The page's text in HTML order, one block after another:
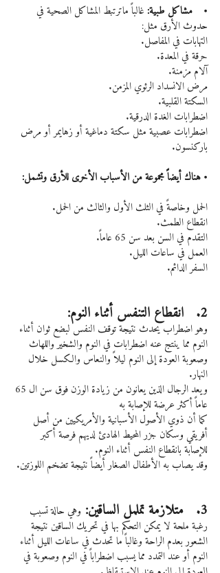
•    مشاكل طبية: غالباً ماترتبط المشاكل الصحية في
حدوث الأرق مثل:
التهابات في المفاصل.
حرقة في المعدة.
آلام مزمنة.
مرض الانسداد الرئوي المزمن.
السكتة القلبية.
اضطرابات الغدة الدرقية.
اضطرابات عصبية مثل سكتة دماغية أو زهايمر أو مرض
باركنسون.
• هناك أيضاً مجموعة من الأسباب الأخرى للأرق وتشمل:
الحمل وخاصةً في الثلث الأول والثالث من الحمل.
انقطاع الطمث.
التقدم في السن بعد سن 65 عاماً.
العمل في ساعات الليل.
السفر الدائم.
2.   انقطاع التنفس أثناء النوم:
وهو اضطراب يحدث نتيجة توقف النفس لبضع ثوان أثناء
النوم مما ينتج عنه اضطرابات في النوم والشخير واللهاث
وصعوبة العودة إلى النوم ليلاً والنعاس والكسل خلال
النهار.
عاماً أكثر عرضة للإصابة به
كما أن ذوي الأصول الأسبانية والأمريكيين من أصل
أفريقي وسكان جزر المحيط الهادئ لديهم فرصة أكبر
للإصابة بانقطاع النفس أثناء النوم.
وقد يصاب به الأطفال الصغار أيضاً نتيجة تضخم اللوزتين.
3.   متلازمة تململ الساقين: وهي حالة تسبب
رغبة ملحة لا يمكن التحكم بها في تحريك الساقين نتيجة
الشعور بعدم الراحة وغالباً ما تحدث في ساعات الليل أثناء
النوم أو عند التمدد مما يسبب اضطراباً في النوم وصعوبة في